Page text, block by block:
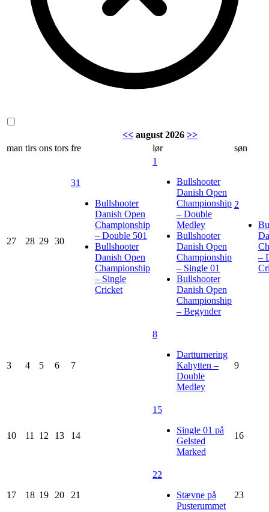
<< august 2026 >>
man tirs ons tors fre lør søn
27 28 29 30
31
Bullshooter
Danish Open
Championship
– Double 501
Bullshooter
Danish Open
Championship
– Single
Cricket
1
Bullshooter
Danish Open
Championship
– Double
Medley
Bullshooter
Danish Open
Championship
– Single 01
Bullshooter
Danish Open
Championship
– Begynder
2
–
3 4 5 6 7
8
Dartturnering
Kahytten –
Double
Medley
9
10 11 12 13 14
15
Single 01 på
Gelsted
Marked
16
17 18 19 20 21
22
Stævne på
Pusterummet
23